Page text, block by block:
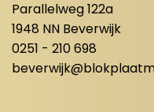
Parallelweg 122a
1948 NN Beverwijk
0251 - 210 698